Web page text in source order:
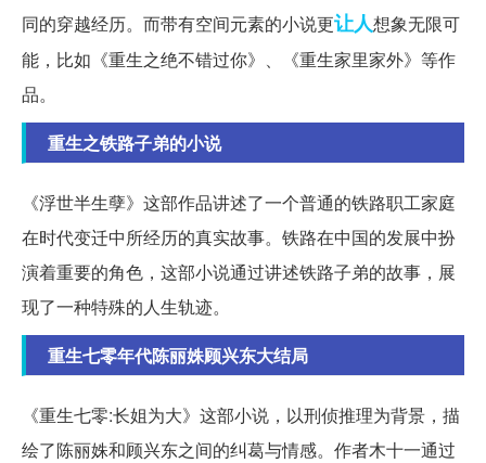
同的穿越经历。而带有空间元素的小说更让人想象无限可
能，比如《重生之绝不错过你》、《重生家里家外》等作
品。
重生之铁路子弟的小说
《浮世半生孽》这部作品讲述了一个普通的铁路职工家庭
在时代变迁中所经历的真实故事。铁路在中国的发展中扮
演着重要的角色，这部小说通过讲述铁路子弟的故事，展
现了一种特殊的人生轨迹。
重生七零年代陈丽姝顾兴东大结局
《重生七零:长姐为大》这部小说，以刑侦推理为背景，描
绘了陈丽姝和顾兴东之间的纠葛与情感。作者木十一通过